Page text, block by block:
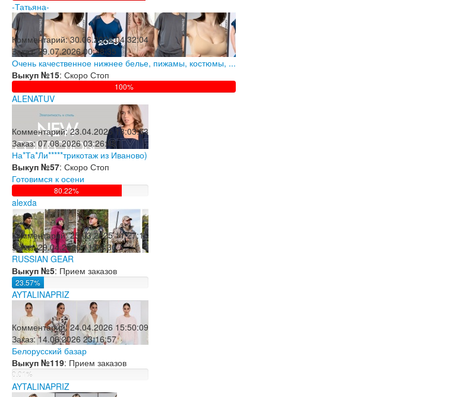
-Татьяна-
Комментарий:30.06.2026 04:32:04
Заказ:29.07.2026 00:38:35
Очень качественное нижнее белье, пижамы, костюмы, ...
Выкуп №15: Скоро Стоп
100%
ALENATUV
Комментарий:23.04.2026 18:03:53
Заказ:07.08.2026 03:26:45
На*Та*Ли*****трикотаж из Иваново)
Выкуп №57: Скоро Стоп
Готовимся к осени
80.22%
alexda
Комментарий:25.03.2025 11:27:16
Заказ:29.04.2026 11:06:30
RUSSIAN GEAR
Выкуп №5: Прием заказов
23.57%
AYTALINAPRIZ
Комментарий:24.04.2026 15:50:09
Заказ:14.06.2026 23:16:57
Белорусский базар
Выкуп №119: Прием заказов
0.01%
AYTALINAPRIZ